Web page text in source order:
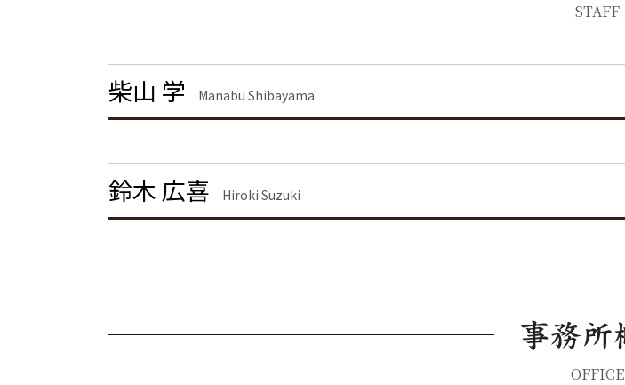
離婚 慰謝料 相場 年収
離婚の慰謝料 相場
離婚調停 期間
離婚 精神的苦痛 慰謝料相場
労働問題 品川区 弁護士
企業法務 東京都 弁護士
企業法務 神奈川県 弁護士
刑事事件 千葉県 弁護士
離婚 港区 弁護士
労働問題 栃木県 弁護士
STAFF
柴山 学 Manabu Shibayama
鈴木 広喜 Hiroki Suzuki
OFFICE